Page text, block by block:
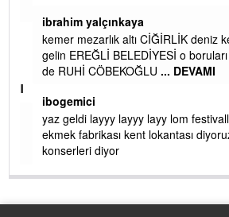
ibrahim yalçınkaya
kemer mezarlık altı CİĞİRLİK deniz
gelin EREĞLİ BELEDİYESİ o boruları
de RUHİ CÖBEKOĞLU... DEVAMI
ibogemici
yaz geldi layyy layyy layy lom
ekmek fabrikası kent lokantası diyoruz
konserleri diyor